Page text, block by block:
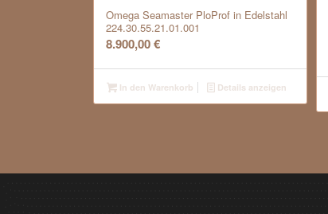
Omega Seamaster PloProf in Edelstahl
224.30.55.21.01.001
8.900,00€
In den Warenkorb Details anzeigen